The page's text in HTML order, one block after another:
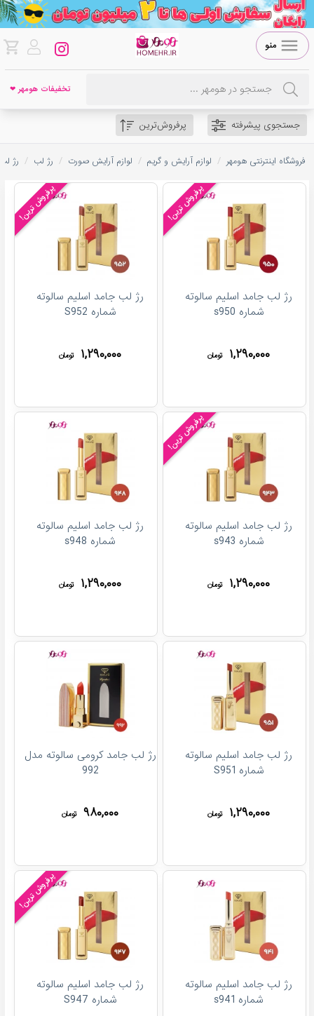
منو
تخفیفات هومهر ❤
جستجوی پیشرفته پرفروش‌ترین
فروشگاه اینترنتی هومهر / لوازم آرایش و گریم / لوازم آرایش صورت / رژ لب / رژ
پرفروش ترین!
رژ لب جامد اسلیم سالوته
شماره s950
۱,۲۹۰,۰۰۰ تومان
پرفروش ترین!
رژ لب جامد اسلیم سالوته
شماره S952
۱,۲۹۰,۰۰۰ تومان
پرفروش ترین!
رژ لب جامد اسلیم سالوته
شماره s943
۱,۲۹۰,۰۰۰ تومان
رژ لب جامد اسلیم سالوته
شماره s948
۱,۲۹۰,۰۰۰ تومان
رژ لب جامد اسلیم سالوته
شماره S951
۱,۲۹۰,۰۰۰ تومان
رژ لب جامد کرومی سالوته مدل
992
۹۸۰,۰۰۰ تومان
رژ لب جامد اسلیم سالوته
شماره s941
پرفروش ترین!
رژ لب جامد اسلیم سالوته
شماره S947